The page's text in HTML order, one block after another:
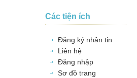
Các tiện ích
Đăng ký nhận tin
Liên hệ
Đăng nhập
Sơ đồ trang